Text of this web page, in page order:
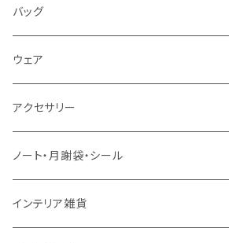
オーダー（A3・B3・A2・40×50・B2・50×70）
30＊40 / B3
40＊50 / A2
ベビー食器
お食事スタイ・ビブ
おもちゃ・木製
カー用品
バッグ・エコバッグ
バッグ
ウェア
エプロン
アクセサリー
ピンバッジ
ネックレス
ノート・月謝袋・シール
ノート
インテリア雑貨